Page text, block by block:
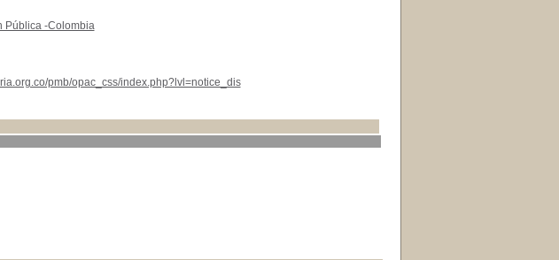
Pública -Colombia
pmb/opac_css/index.php?lvl=notice_dis